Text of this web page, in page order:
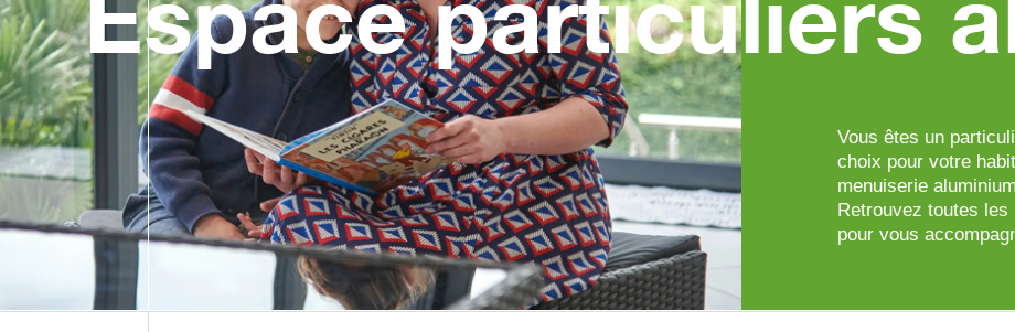
Vous êtes un
choix pour votre
menuiserie
Retrouvez toutes
pour vous